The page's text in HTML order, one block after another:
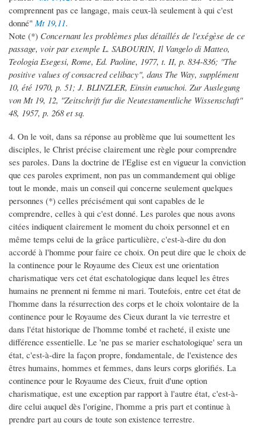
comprennent pas ce langage, mais ceux-là seulement à qui c'est
donné" Mt 19,11.
Note (*) Concernant les problèmes plus détaillés de l'exégèse de ce
passage, voir par exemple L. SABOURIN, Il Vangelo di Matteo,
Teologia Esegesi, Rome, Ed. Paoline, 1977, t. II, p. 834-836; "The
positive values of consacred celibacy", dans The Way, supplément
10, été 1970, p. 51; J. BLINZLER, Einsin eunuchoi. Zur Auslegung
von Mt 19, 12, "Zeitschrift fur die Neutestamentliche Wissenschaft"
48, 1957, p. 268 et sq.
4. On le voit, dans sa réponse au problème que lui soumettent les
disciples, le Christ précise clairement une règle pour comprendre
ses paroles. Dans la doctrine de l'Eglise est en vigueur la conviction
que ces paroles expriment, non pas un commandement qui oblige
tout le monde, mais un conseil qui concerne seulement quelques
personnes (*) celles précisément qui sont capables de le
comprendre, celles à qui c'est donné. Les paroles que nous avons
citées indiquent clairement le moment du choix personnel et en
même temps celui de la grâce particulière, c'est-à-dire du don
accordé à l'homme pour faire ce choix. On peut dire que le choix de
la continence pour le Royaume des Cieux est une orientation
charismatique vers cet état eschatologique dans lequel les êtres
humains ne prennent ni femme ni mari. Toutefois, entre cet état de
l'homme dans la résurrection des corps et le choix volontaire de la
continence pour le Royaume des Cieux durant la vie terrestre et
dans l'état historique de l'homme tombé et racheté, il existe une
différence essentielle. Le 'ne pas se marier eschatologique' sera un
état, c'est-à-dire la façon propre, fondamentale, de l'existence des
êtres humains, hommes et femmes, dans leurs corps glorifiés. La
continence pour le Royaume des Cieux, fruit d'une option
charismatique, est une exception par rapport à l'autre état, c'est-à-
dire celui auquel dès l'origine, l'homme a pris part et continue à
prendre part au cours de toute son existence terrestre.